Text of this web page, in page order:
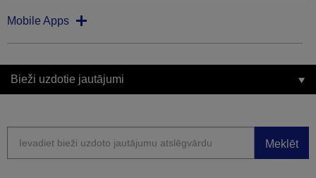
Mobile Apps
Bieži uzdotie jautājumi
Meklēt